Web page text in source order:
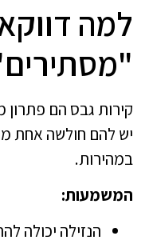
למה
קירות גבס הם פתרון
יש להם חולשה אחת
במהירות.
המשמעות:
הנזילה יכולה